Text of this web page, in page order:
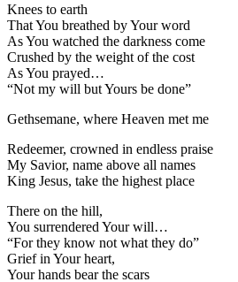
Knees to earth
That You breathed by Your word
As You watched the darkness come
Crushed by the weight of the cost
As You prayed…
“Not my will but Yours be done”
Gethsemane, where Heaven met me
Redeemer, crowned in endless praise
My Savior, name above all names
King Jesus, take the highest place
There on the hill,
You surrendered Your will…
“For they know not what they do”
Grief in Your heart,
Your hands bear the scars